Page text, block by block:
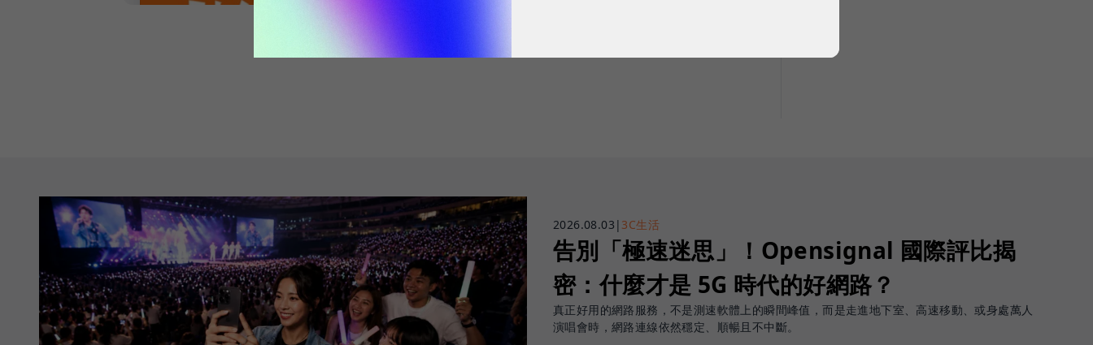
2026.08.03 | 3C生活
告別「極速迷思」！Opensignal 國際評比揭
密：什麼才是 5G 時代的好網路？
真正好用的網路服務，不是測速軟體上的瞬間峰值，而是走進地下室、高速移動、或身處萬人
演唱會時，網路連線依然穩定、順暢且不中斷。